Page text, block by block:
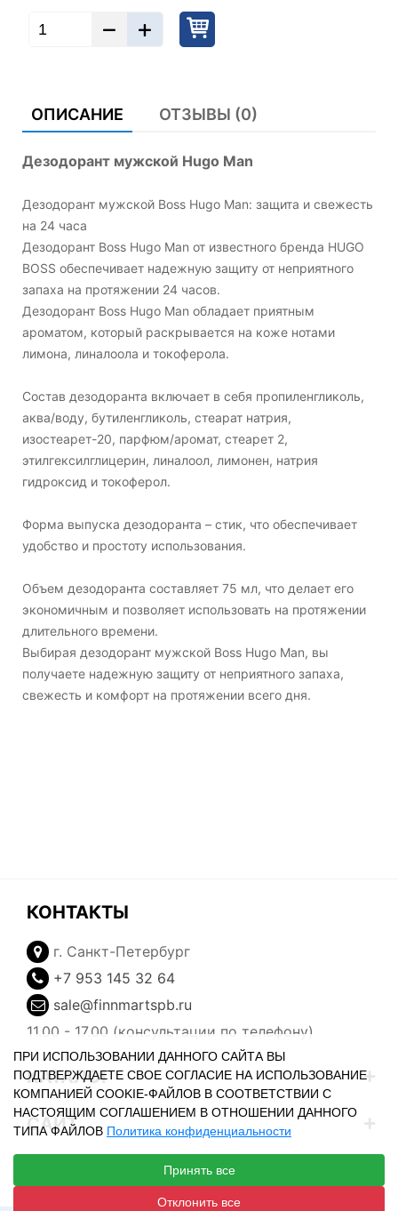
ОПИСАНИЕ ОТЗЫВЫ (0)
Дезодорант мужской Hugo Man
Дезодорант мужской Boss Hugo Man: защита и свежесть
на 24 часа
Дезодорант Boss Hugo Man от известного бренда HUGO
BOSS обеспечивает надежную защиту от неприятного
запаха на протяжении 24 часов.
Дезодорант Boss Hugo Man обладает приятным
ароматом, который раскрывается на коже нотами
лимона, линалоола и токоферола.
Состав дезодоранта включает в себя пропиленгликоль,
аква/воду, бутиленгликоль, стеарат натрия,
изостеарет-20, парфюм/аромат, стеарет 2,
этилгексилглицерин, линалоол, лимонен, натрия
гидроксид и токоферол.
Форма выпуска дезодоранта – стик, что обеспечивает
удобство и простоту использования.
Объем дезодоранта составляет 75 мл, что делает его
экономичным и позволяет использовать на протяжении
длительного времени.
Выбирая дезодорант мужской Boss Hugo Man, вы
получаете надежную защиту от неприятного запаха,
свежесть и комфорт на протяжении всего дня.
КОНТАКТЫ
г. Санкт-Петербург
+7 953 145 32 64
sale@finnmartspb.ru
11.00 - 17.00 (консультации по телефону)
КАТАЛОГ
САЙТ
ЛИЧНЫЙ КАБИНЕТ
ПРИ ИСПОЛЬЗОВАНИИ ДАННОГО САЙТА ВЫ
ПОДТВЕРЖДАЕТЕ СВОЕ СОГЛАСИЕ НА ИСПОЛЬЗОВАНИЕ
КОМПАНИЕЙ COOKIE-ФАЙЛОВ В СООТВЕТСТВИИ С
НАСТОЯЩИМ СОГЛАШЕНИЕМ В ОТНОШЕНИИ ДАННОГО
ТИПА ФАЙЛОВ Политика конфиденциальности
Принять все
Отклонить все